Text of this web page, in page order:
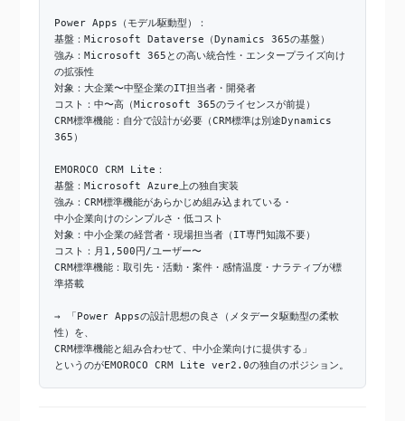
Power Apps（モデル駆動型）：
基盤：Microsoft Dataverse（Dynamics 365の基盤）
強み：Microsoft 365との高い統合性・エンタープライズ向け
の拡張性
対象：大企業〜中堅企業のIT担当者・開発者
コスト：中〜高（Microsoft 365のライセンスが前提）
CRM標準機能：自分で設計が必要（CRM標準は別途Dynamics
365）
EMOROCO CRM Lite：
基盤：Microsoft Azure上の独自実装
強み：CRM標準機能があらかじめ組み込まれている・
中小企業向けのシンプルさ・低コスト
対象：中小企業の経営者・現場担当者（IT専門知識不要）
コスト：月1,500円/ユーザー〜
CRM標準機能：取引先・活動・案件・感情温度・ナラティブが標
準搭載
→ 「Power Appsの設計思想の良さ（メタデータ駆動型の柔軟
性）を、
CRM標準機能と組み合わせて、中小企業向けに提供する」
というのがEMOROCO CRM Lite ver2.0の独自のポジション。